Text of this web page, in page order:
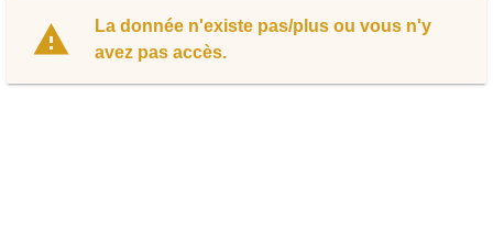
La donnée n'existe pas/plus ou vous n'y
avez pas accès.